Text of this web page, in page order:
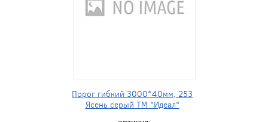
Порог гибкий 3000*40мм, 253
Ясень серый ТМ "Идеал"